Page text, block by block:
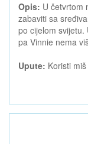
Opis: U četvrtom
zabaviti sa
po cijelom svijetu.
pa Vinnie nema
Upute: Koristi